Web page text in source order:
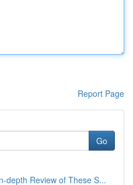
Report Page
Go
depth Review of These S...